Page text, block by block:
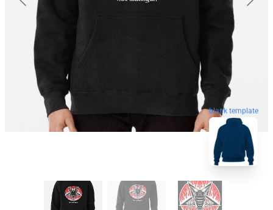
blank template